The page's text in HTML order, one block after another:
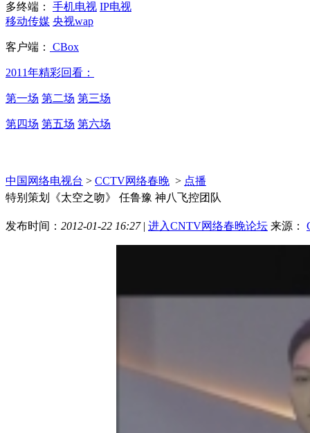
多终端： 手机电视 IP电视
移动传媒 央视wap
客户端： CBox
2011年精彩回看：
第一场 第二场 第三场
第四场 第五场 第六场
中国网络电视台 > CCTV网络春晚 > 点播
特别策划《太空之吻》 任鲁豫 神八飞控团队
发布时间： 2012-01-22 16:27| 进入CNTV网络春晚论坛 来源：